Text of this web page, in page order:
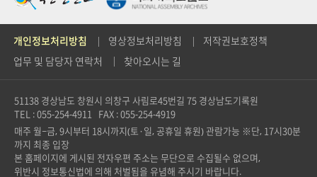
개인정보처리방침 영상정보처리방침 저작권보호정책
업무 및 담당자 연락처 찾아오시는 길
51138 경상남도 창원시 의창구 사림로45번길 75 경상남도기록원
TEL : 055-254-4911
FAX : 055-254-4919
매주 월~금, 9시부터 18시까지(토·일, 공휴일 휴원) 관람가능 ※단, 17시30분
까지 최종 입장
본 홈페이지에 게시된 전자우편 주소는 무단으로 수집될수 없으며,
위반시 정보통신법에 의해 처벌됨을 유념해 주시기 바랍니다.